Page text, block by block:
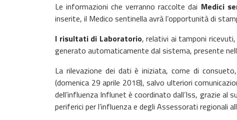
Le informazioni che verranno raccolte dai Medici
inserite, il Medico sentinella avrà l’opportunità di
I risultati di Laboratorio, relativi ai tamponi
generato automaticamente dal sistema, presente
La rilevazione dei dati è iniziata, come di
(domenica 29 aprile 2018), salvo ulteriori
dell’influenza Influnet è coordinato dall’Iss, grazie al
periferici per l’influenza e degli Assessorati regionali